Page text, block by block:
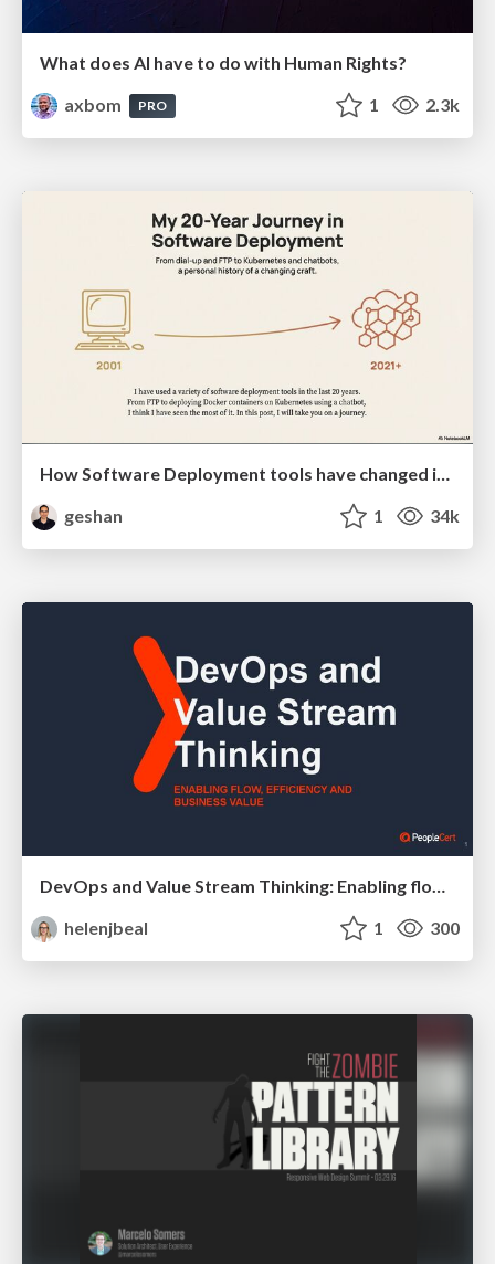
What does AI have to do with Human Rights?
axbom
PRO 1 2.3k
How Software Deployment tools have changed in the past 20 years
geshan
1 34k
helenjbeal
1 300